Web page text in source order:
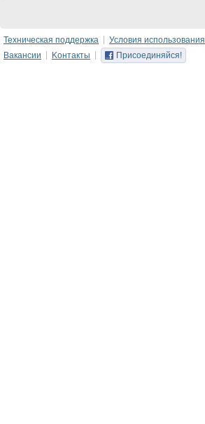
Техническая поддержка Условия использования
Вакансии
Kонтакты Присоединяйся!